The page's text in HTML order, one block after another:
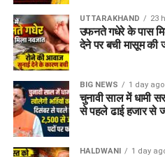
UTTARAKHAND 23
उफनते गधेरे के पास
देने पर बची मासूम की
BIG NEWS 1 day ago
चुनावी साल में धामी
से पहले ढाई हजार से
HALDWANI 1 day